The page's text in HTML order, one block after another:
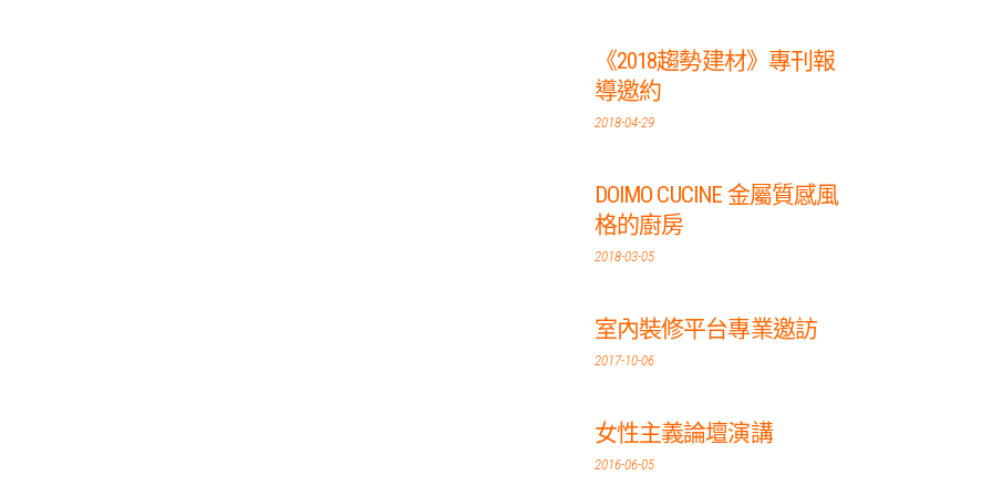
《2018趨勢建材》專刊報
導邀約
2018-04-29
DOIMO CUCINE 金屬質感風
格的廚房
2018-03-05
室內裝修平台專業邀訪
2017-10-06
女性主義論壇演講
2016-06-05